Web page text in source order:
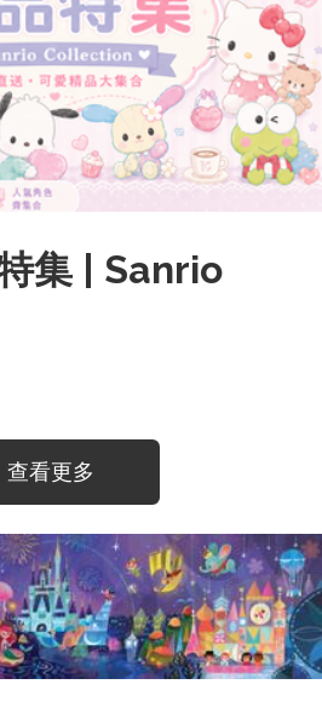
集 | Sanrio
查看更多